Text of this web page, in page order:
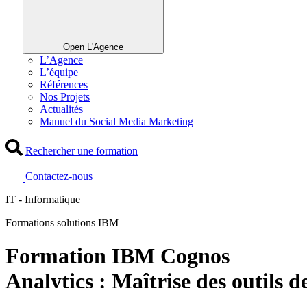
Open L'Agence
L’Agence
L’équipe
Références
Nos Projets
Actualités
Manuel du Social Media Marketing
Rechercher une formation
Contactez-nous
IT - Informatique
Formations solutions IBM
Formation IBM Cognos
Analytics : Maîtrise des outils